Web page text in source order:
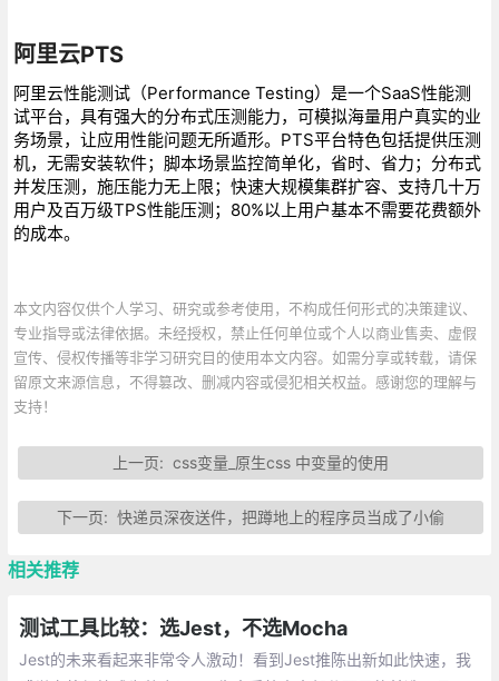
阿里云PTS
阿里云性能测试（Performance Testing）是一个SaaS性能测
试平台，具有强大的分布式压测能力，可模拟海量用户真实的业
务场景，让应用性能问题无所遁形。PTS平台特色包括提供压测
机，无需安装软件；脚本场景监控简单化，省时、省力；分布式
并发压测，施压能力无上限；快速大规模集群扩容、支持几十万
用户及百万级TPS性能压测；80%以上用户基本不需要花费额外
的成本。
本文内容仅供个人学习、研究或参考使用，不构成任何形式的决策建议、
专业指导或法律依据。未经授权，禁止任何单位或个人以商业售卖、虚假
宣传、侵权传播等非学习研究目的使用本文内容。如需分享或转载，请保
留原文来源信息，不得篡改、删减内容或侵犯相关权益。感谢您的理解与
支持！
上一页: css变量_原生css 中变量的使用
下一页: 快递员深夜送件，把蹲地上的程序员当成了小偷
相关推荐
测试工具比较：选Jest，不选Mocha
Jest的未来看起来非常令人激动！看到Jest推陈出新如此快速，我